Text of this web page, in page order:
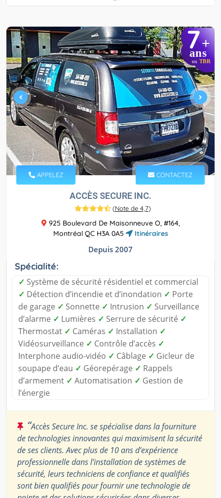
7+
ans
en TBR
APPELEZ CONTACTEZ
ACCÈS SECURE INC.
(Note de 4,7)
925 Boulevard De Maisonneuve O, #164,
Montréal QC H3A 0A5
Itinéraires
Depuis 2007
Spécialité:
✓ Système de sécurité résidentiel et commercial
✓ Détection d’incendie et d’inondation ✓ Porte
de garage ✓ Sonnette ✓ Intrusion ✓ Surveillance
d’alarme ✓ Lumières ✓ Serrure de sécurité ✓
Thermostat ✓ Caméras ✓ Installation ✓
Vidéosurveillance ✓ Contrôle d’accès ✓
Interphone audio-vidéo ✓ Câblage ✓ Gicleur de
soupape d’eau ✓ Géorepérage ✓ Rappels
d’armement ✓ Automatisation ✓ Gestion de
l’énergie
“Accès Secure Inc. se spécialise dans la fourniture
de technologies innovantes qui maximisent la sécurité
de ses clients. Avec plus de 10 ans d’expérience
professionnelle dans l’installation de systèmes de
sécurité, leurs techniciens de confiance et qualifiés
sont bien qualifiés pour fournir une technologie de